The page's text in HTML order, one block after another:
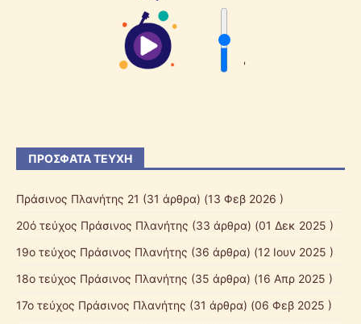
'
ΠΡΌΣΦΑΤΑ ΤΕΎΧΗ
Πράσινος Πλανήτης 21 (31 άρθρα) (13 Φεβ 2026 )
20ό τεύχος Πράσινος Πλανήτης (33 άρθρα) (01 Δεκ 2025 )
19ο τεύχος Πράσινος Πλανήτης (36 άρθρα) (12 Ιουν 2025 )
18ο τεύχος Πράσινος Πλανήτης (35 άρθρα) (16 Απρ 2025 )
17ο τεύχος Πράσινος Πλανήτης (31 άρθρα) (06 Φεβ 2025 )